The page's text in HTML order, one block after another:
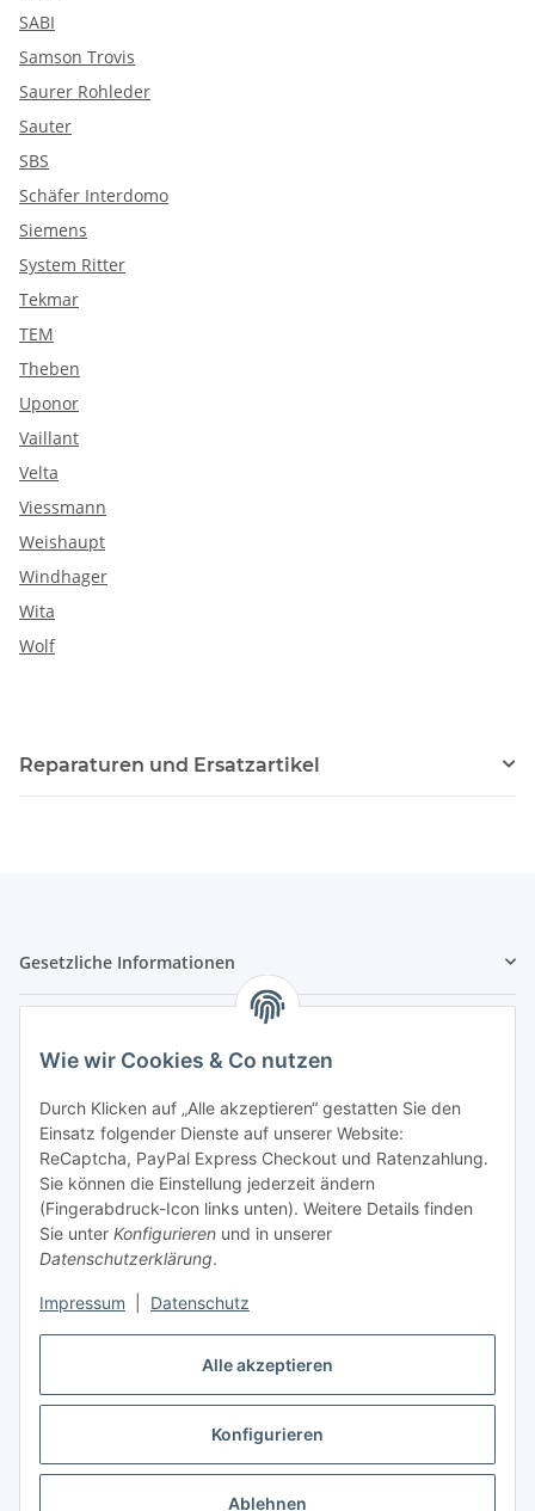
Alle akzeptieren
Konfigurieren
Ablehnen
Wie wir Cookies & Co nutzen
Durch Klicken auf „Alle akzeptieren“ gestatten Sie den
Einsatz folgender Dienste auf unserer Website:
ReCaptcha, PayPal Express Checkout und Ratenzahlung.
Sie können die Einstellung jederzeit ändern
(Fingerabdruck-Icon links unten). Weitere Details finden
Sie unter Konfigurieren und in unserer
Datenschutzerklärung.
Impressum Datenschutz
SABI
Samson Trovis
Saurer Rohleder
Sauter
SBS
Schäfer Interdomo
Siemens
System Ritter
Tekmar
TEM
Theben
Uponor
Vaillant
Velta
Viessmann
Weishaupt
Windhager
Wita
Wolf
Reparaturen und Ersatzartikel
Gesetzliche Informationen
Zahlung & Versand
Vertrag widerrufen
* Alle Preise inkl. gesetzlicher USt., inkl.Versand